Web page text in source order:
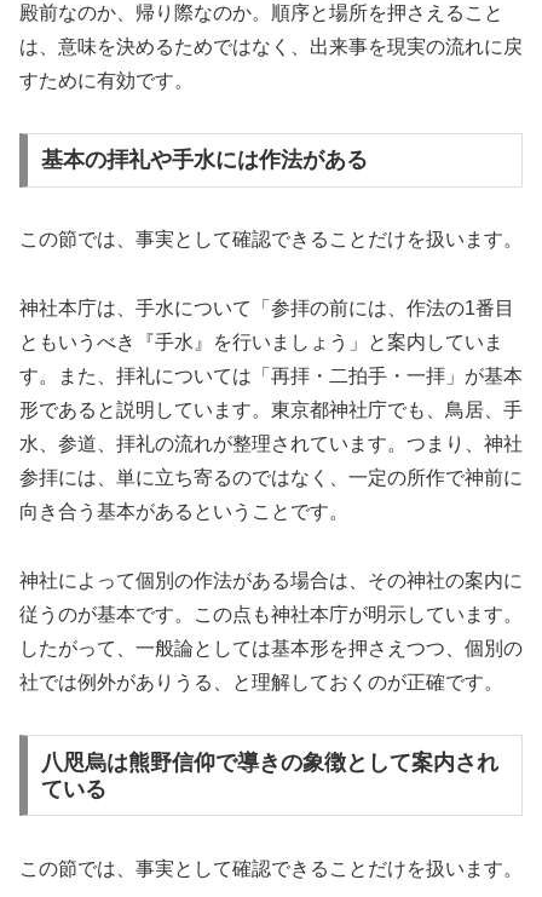
殿前なのか、帰り際なのか。順序と場所を押さえること
は、意味を決めるためではなく、出来事を現実の流れに戻
すために有効です。
基本の拝礼や手水には作法がある
この節では、事実として確認できることだけを扱います。
神社本庁は、手水について「参拝の前には、作法の1番目
ともいうべき『手水』を行いましょう」と案内していま
す。また、拝礼については「再拝・二拍手・一拝」が基本
形であると説明しています。東京都神社庁でも、鳥居、手
水、参道、拝礼の流れが整理されています。つまり、神社
参拝には、単に立ち寄るのではなく、一定の所作で神前に
向き合う基本があるということです。
神社によって個別の作法がある場合は、その神社の案内に
従うのが基本です。この点も神社本庁が明示しています。
したがって、一般論としては基本形を押さえつつ、個別の
社では例外がありうる、と理解しておくのが正確です。
八咫烏は熊野信仰で導きの象徴として案内され
ている
この節では、事実として確認できることだけを扱います。